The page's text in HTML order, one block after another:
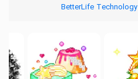
BetterLife Technology